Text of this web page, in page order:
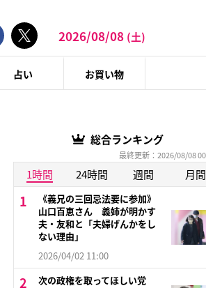
2026/08/08 (土)
占い お買い物
総合ランキング
最終更新：2026/08/08
1時間 24時間 週間 月間
《義兄の三回忌法要に参加》
山口百恵さん 義姉が明かす
夫・友和と「夫婦げんかをし
ない理由」
2026/04/02 11:00
次の政権を取ってほしい党